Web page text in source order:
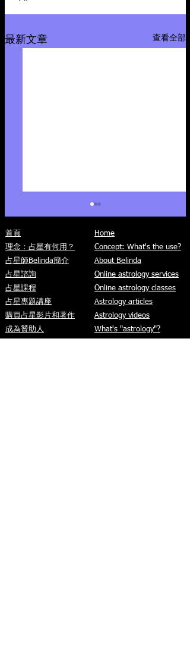
最新文章 查看全部
土星與凱龍45度：不想
「被抹殺」的三步曲
首頁
理念：占星有何用？
占星師Belinda簡介
占星諮詢
占星課程
占星專題講座
購買占星影片和著作
成為贊助人
Home
Concept: What's the use?
About Belinda
Online astrology services
Online astrology classes
Astrology articles
Astrology videos
What's "astrology"?